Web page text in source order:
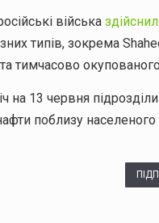
війська
типів, зокрема
тимчасово
на 13 червня
поблизу